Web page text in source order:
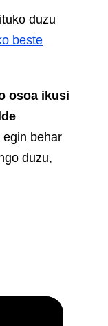
duzu
beste
osoa ikusi
egin behar
duzu,